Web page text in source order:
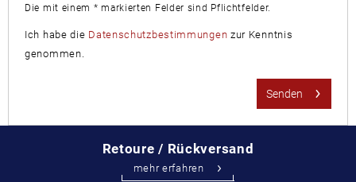
Die mit einem * markierten Felder sind Pflichtfelder.
Ich habe die Datenschutzbestimmungen zur Kenntnis
genommen.
Senden
Retoure / Rückversand
mehr erfahren